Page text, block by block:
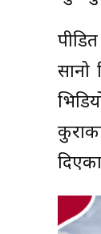
सानो